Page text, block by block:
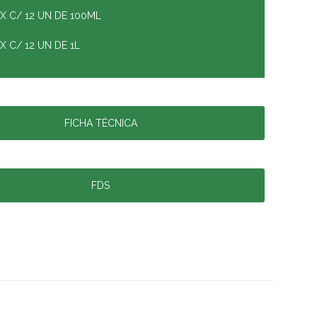
C/ 12 UN DE 100ML
C/ 12 UN DE 1L
FICHA TÉCNICA
FDS